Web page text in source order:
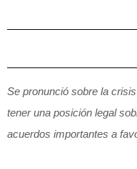
Se pronunció sobre la
tener una posición legal
acuerdos importantes a